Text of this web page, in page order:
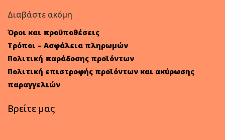
Διαβάστε ακόμη
Όροι και προϋποθέσεις
Τρόποι – Ασφάλεια πληρωμών
Πολιτική παράδοσης προϊόντων
Πολιτική επιστροφής προϊόντων και ακύρωσης
παραγγελιών
Βρείτε μας